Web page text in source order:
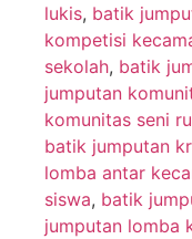
lukis, batik
kompetisi
sekolah, batik
jumputan
komunitas seni
batik jumputan
lomba antar
siswa, batik
jumputan lomba